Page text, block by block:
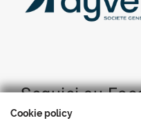
Seguici su
Cookie policy